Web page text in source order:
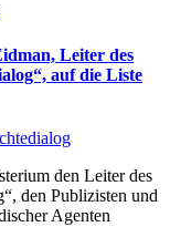
Leiter des
auf die Liste
den Leiter des
den Publizisten und
Agenten